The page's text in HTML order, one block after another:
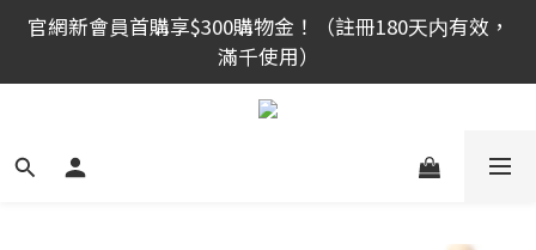
官網新會員首購享$300購物金！（註冊180天内有效，
滿千使用）
滿千使用）
全館滿999免運！